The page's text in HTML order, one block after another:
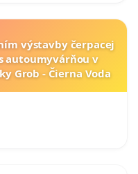
výstavby čerpacej
autoumyvárňou v
Grob - Čierna Voda